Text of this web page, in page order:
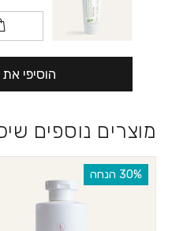
הוסיפי את כל המוצרים
מוצרים נוספים
‫30% הנחה